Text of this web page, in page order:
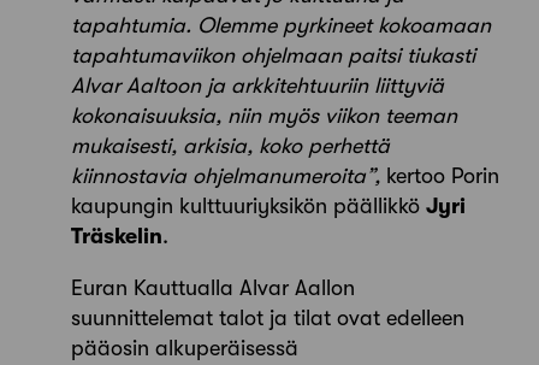
tapahtumia. Olemme pyrkineet kokoamaan
tapahtumaviikon ohjelmaan paitsi tiukasti
Alvar Aaltoon ja arkkitehtuuriin liittyviä
kokonaisuuksia, niin myös viikon teeman
mukaisesti, arkisia, koko perhettä
kiinnostavia ohjelmanumeroita”, kertoo Porin
kaupungin kulttuuriyksikön päällikkö Jyri
Träskelin.
Euran Kauttualla Alvar Aallon
suunnittelemat talot ja tilat ovat edelleen
pääosin alkuperäisessä